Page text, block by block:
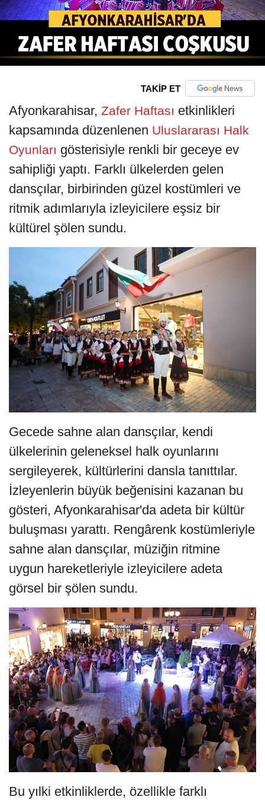
TAKİP ET
Afyonkarahisar, Zafer Haftası etkinlikleri
kapsamında düzenlenen Uluslararası Halk
Oyunları gösterisiyle renkli bir geceye ev
sahipliği yaptı. Farklı ülkelerden gelen
dansçılar, birbirinden güzel kostümleri ve
ritmik adımlarıyla izleyicilere eşsiz bir
kültürel şölen sundu.
Gecede sahne alan dansçılar, kendi
ülkelerinin geleneksel halk oyunlarını
sergileyerek, kültürlerini dansla tanıttılar.
İzleyenlerin büyük beğenisini kazanan bu
gösteri, Afyonkarahisar'da adeta bir kültür
buluşması yarattı. Rengârenk kostümleriyle
sahne alan dansçılar, müziğin ritmine
uygun hareketleriyle izleyicilere adeta
görsel bir şölen sundu.
Bu yılki etkinliklerde, özellikle farklı